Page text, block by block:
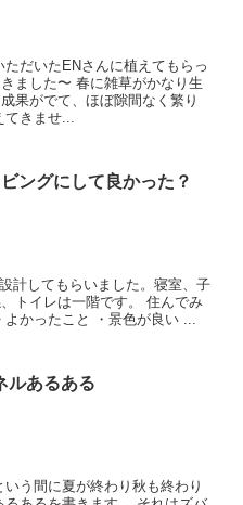
だいたENさんに植えてもらっ
ました〜 春に雑草がかなり生
果がでて、ほぼ隙間なく繁り
きませ...
ングにして良かった？
計してもらいました。寝室、子
トイレは一階です。 住んでみ
かったこと ・景色が良い ...
ルあるある
う間に夏が終わり秋も終わり